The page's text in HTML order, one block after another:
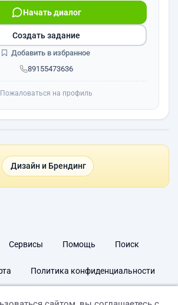
89155473636
Начать диалог
Создать задание
Добавить в избранное
Пожаловаться на профиль
Дизайн и Брендинг
Сервисы Помощь Поиск
Политика конфиденциальности